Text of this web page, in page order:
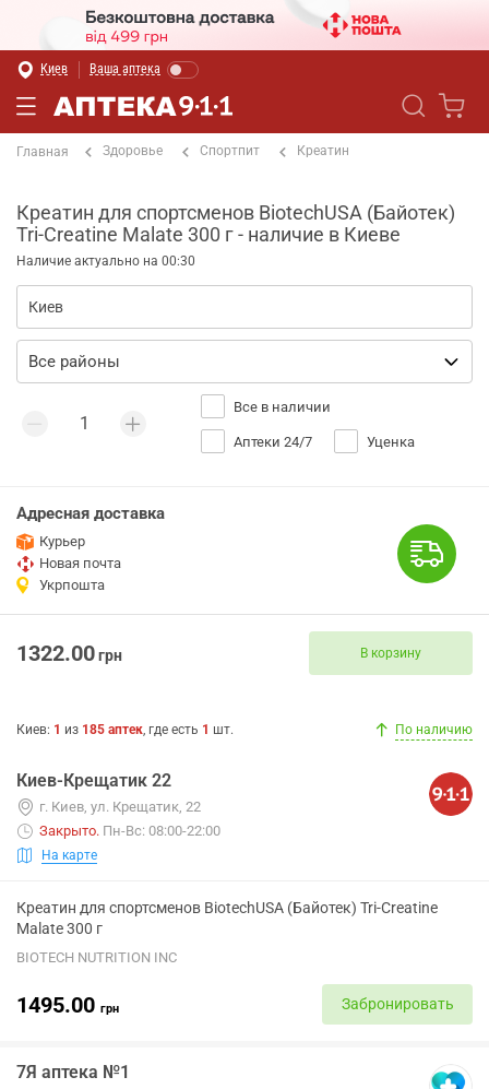
Киев Ваша аптека
Главная Здоровье Спортпит Креатин
Креатин для спортсменов BiotechUSA (Байотек)
Tri-Creatine Malate 300 г - наличие в Киеве
Наличие актуально на 00:30
Все в наличии
Аптеки 24/7 Уценка
Адресная доставка
Курьер
Новая почта
Укрпошта
1322.00грн В корзину
Киев: 1 из 185 аптек, где есть 1 шт. По наличию
Киев-Крещатик 22
г. Киев, ул. Крещатик, 22
Закрыто. Пн-Вс: 08:00-22:00
На карте
Креатин для спортсменов BiotechUSA (Байотек) Tri-Creatine
Malate 300 г
BIOTECH NUTRITION INC
1495.00 грн Забронировать
7Я аптека №1